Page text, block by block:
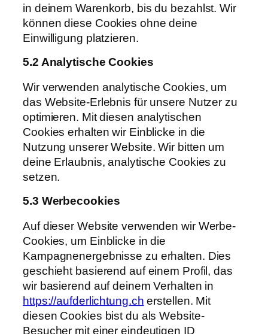
in deinem Warenkorb, bis du bezahlst. Wir
können diese Cookies ohne deine
Einwilligung platzieren.
5.2 Analytische Cookies
Wir verwenden analytische Cookies, um
das Website-Erlebnis für unsere Nutzer zu
optimieren. Mit diesen analytischen
Cookies erhalten wir Einblicke in die
Nutzung unserer Website. Wir bitten um
deine Erlaubnis, analytische Cookies zu
setzen.
5.3 Werbecookies
Auf dieser Website verwenden wir Werbe-
Cookies, um Einblicke in die
Kampagnenergebnisse zu erhalten. Dies
geschieht basierend auf einem Profil, das
wir basierend auf deinem Verhalten in
https://aufderlichtung.ch erstellen. Mit
diesen Cookies bist du als Website-
Besucher mit einer eindeutigen ID